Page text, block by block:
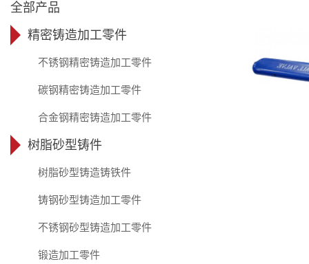
全部产品
精密铸造加工零件
不锈钢精密铸造加工零件
碳钢精密铸造加工零件
合金钢精密铸造加工零件
树脂砂型铸件
树脂砂型铸造铸铁件
铸钢砂型铸造加工零件
不锈钢砂型铸造加工零件
锻造加工零件